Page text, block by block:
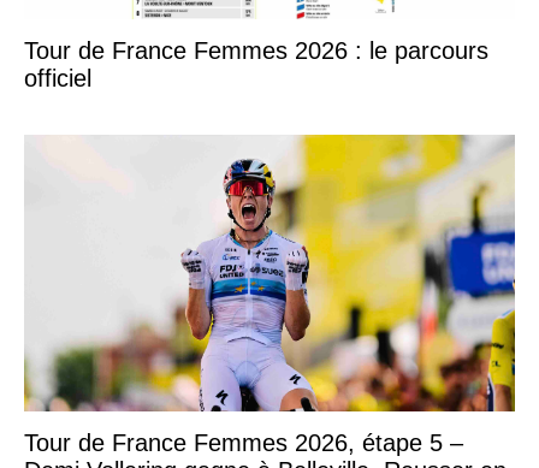
Tour de France Femmes 2026 : le parcours
officiel
Tour de France Femmes 2026, étape 5 –